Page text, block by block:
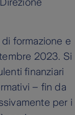
formazione e
2023. Si
finanziari
– fin da
per i